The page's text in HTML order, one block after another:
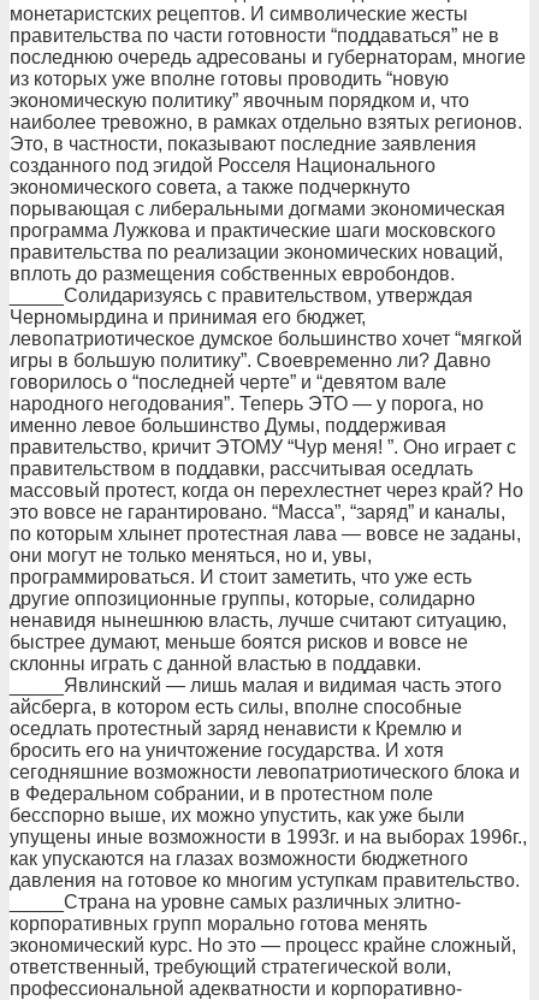
монетаристских рецептов. И символические жесты
правительства по части готовности “поддаваться” не в
последнюю очередь адресованы и губернаторам, многие
из которых уже вполне готовы проводить “новую
экономическую политику” явочным порядком и, что
наиболее тревожно, в рамках отдельно взятых регионов.
Это, в частности, показывают последние заявления
созданного под эгидой Росселя Национального
экономического совета, а также подчеркнуто
порывающая с либеральными догмами экономическая
программа Лужкова и практические шаги московского
правительства по реализации экономических новаций,
вплоть до размещения собственных евробондов.
_____Солидаризуясь с правительством, утверждая
Черномырдина и принимая его бюджет,
левопатриотическое думское большинство хочет “мягкой
игры в большую политику”. Своевременно ли? Давно
говорилось о “последней черте” и “девятом вале
народного негодования”. Теперь ЭТО — у порога, но
именно левое большинство Думы, поддерживая
правительство, кричит ЭТОМУ “Чур меня! ”. Оно играет с
правительством в поддавки, рассчитывая оседлать
массовый протест, когда он перехлестнет через край? Но
это вовсе не гарантировано. “Масса”, “заряд” и каналы,
по которым хлынет протестная лава — вовсе не заданы,
они могут не только меняться, но и, увы,
программироваться. И стоит заметить, что уже есть
другие оппозиционные группы, которые, солидарно
ненавидя нынешнюю власть, лучше считают ситуацию,
быстрее думают, меньше боятся рисков и вовсе не
склонны играть с данной властью в поддавки.
_____Явлинский — лишь малая и видимая часть этого
айсберга, в котором есть силы, вполне способные
оседлать протестный заряд ненависти к Кремлю и
бросить его на уничтожение государства. И хотя
сегодняшние возможности левопатриотического блока и
в Федеральном собрании, и в протестном поле
бесспорно выше, их можно упустить, как уже были
упущены иные возможности в 1993г. и на выборах 1996г.,
как упускаются на глазах возможности бюджетного
давления на готовое ко многим уступкам правительство.
_____Страна на уровне самых различных элитно-
корпоративных групп морально готова менять
экономический курс. Но это — процесс крайне сложный,
ответственный, требующий стратегической воли,
профессиональной адекватности и корпоративно-